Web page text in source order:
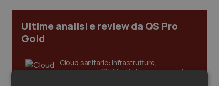
Molise
Piemonte
Epatiti
HIV
Ultime analisi e review da QS Pro
Gold
Cloud sanitario: infrastrutture,
compliance, GDPR e Risk management